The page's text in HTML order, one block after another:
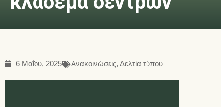
6 Μαΐου, 2025 Ανακοινώσεις,Δελτία τύπου